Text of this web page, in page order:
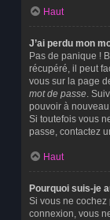
Haut
J’ai perdu mon
Pas de panique !
récupéré, il peut
vous sur la page
mot de passe.
pouvoir à
Si toutefois vous
passe, contactez
Haut
Pourquoi suis-je
Si vous ne cochez
connexion, vous